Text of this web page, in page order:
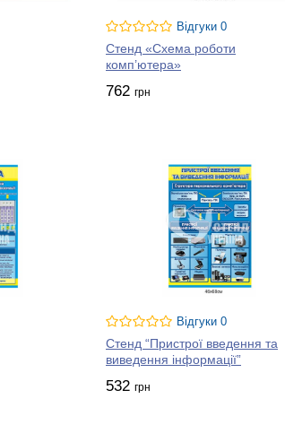
Відгуки 0
Стенд «Схема роботи
комп’ютера»
762 грн
Відгуки 0
Стенд “Пристрої введення та
виведення інформації”
532 грн